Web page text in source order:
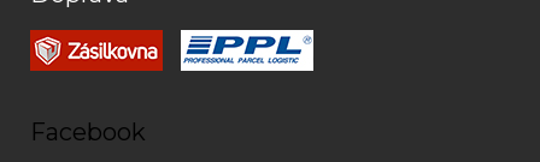
Facebook